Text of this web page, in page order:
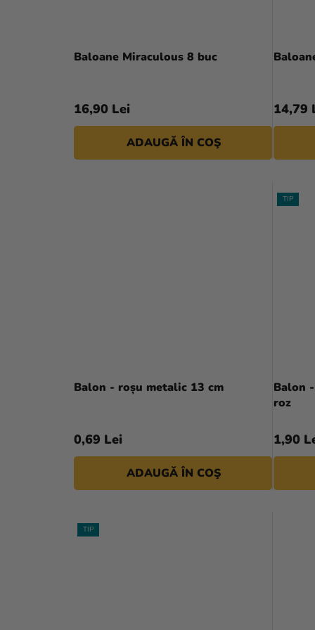
Baloane Miraculous 8 buc
16,90 Lei
ADAUGĂ ÎN COŞ
14,79
Balon - roșu metalic 13 cm
0,69 Lei
ADAUGĂ ÎN COŞ
TIP
Balon
roz
1,90
TIP